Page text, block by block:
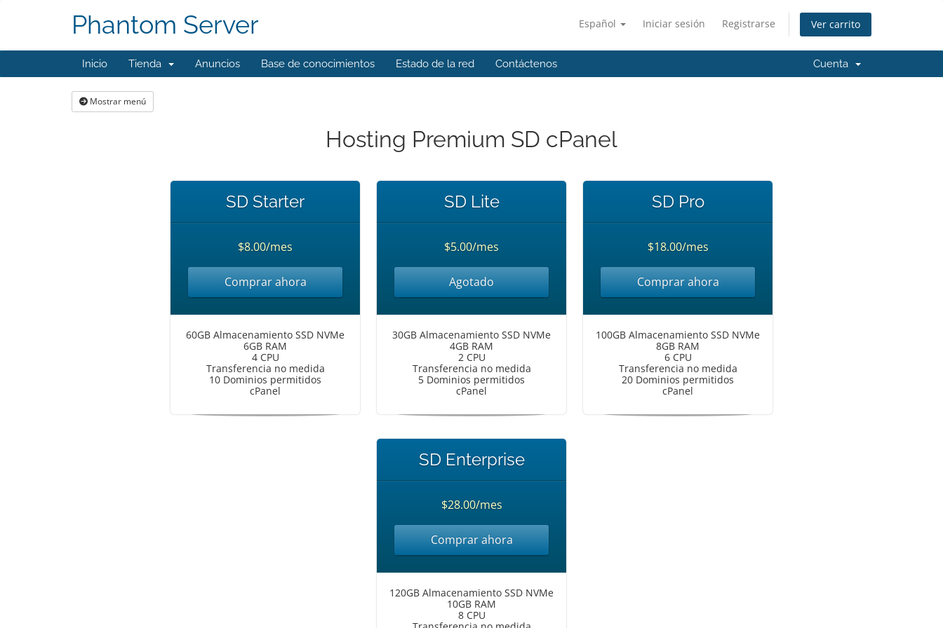
Español Iniciar sesión Registrarse Ver carrito
Phantom Server
Inicio Tienda Anuncios Base de conocimientos Estado de la red Contáctenos Cuenta
Mostrar menú
Hosting Premium SD cPanel
SD Starter
$8.00/mes
Comprar ahora
60GB Almacenamiento SSD NVMe
6GB RAM
4 CPU
Transferencia no medida
10 Dominios permitidos
cPanel
SD Lite
$5.00/mes
Agotado
30GB Almacenamiento SSD NVMe
4GB RAM
2 CPU
Transferencia no medida
5 Dominios permitidos
cPanel
SD Pro
$18.00/mes
Comprar ahora
100GB Almacenamiento SSD NVMe
8GB RAM
6 CPU
Transferencia no medida
20 Dominios permitidos
cPanel
SD Enterprise
$28.00/mes
Comprar ahora
120GB Almacenamiento SSD NVMe
10GB RAM
8 CPU